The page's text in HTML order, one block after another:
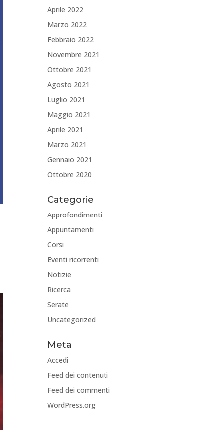
Aprile 2022
Marzo 2022
Febbraio 2022
Novembre 2021
Ottobre 2021
Agosto 2021
Luglio 2021
Maggio 2021
Aprile 2021
Marzo 2021
Gennaio 2021
Ottobre 2020
Categorie
Approfondimenti
Appuntamenti
Corsi
Eventi ricorrenti
Notizie
Ricerca
Serate
Uncategorized
Meta
Accedi
Feed dei contenuti
Feed dei commenti
WordPress.org